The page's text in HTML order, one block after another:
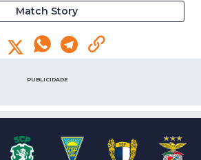
Match Story
PUBLICIDADE